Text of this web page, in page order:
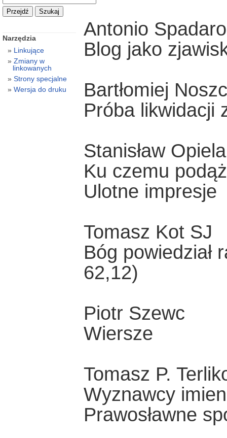
Antonio
Blog jako
Bartłomiej
Próba likwidacji
Stanisław
Ku czemu
Ulotne impresje
Tomasz Kot SJ
Bóg powiedział
62,12)
Piotr Szewc
Wiersze
Tomasz P.
Wyznawcy
Prawosławne
Narzędzia
Linkujące
Zmiany w
linkowanych
Strony specjalne
Wersja do druku